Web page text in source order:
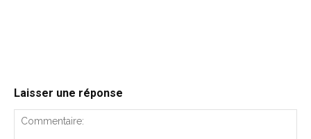
Laisser une réponse